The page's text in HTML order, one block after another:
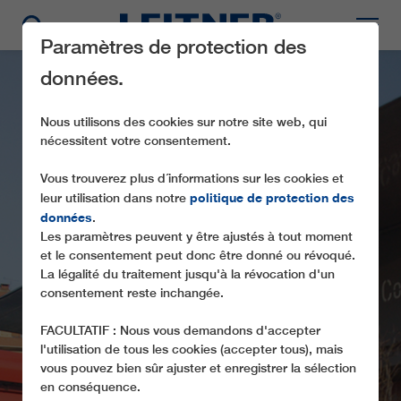
MINIMETRÒ PERUGIA
LA « LINEA ROSSA » EST LE PREMIER
MINIMETRO AU MONDE
Paramètres de protection des
données.
Nous utilisons des cookies sur notre site web, qui
nécessitent votre consentement.
Vous trouverez plus d´informations sur les cookies et
leur utilisation dans notre politique de protection des
données.
Les paramètres peuvent y être ajustés à tout moment
et le consentement peut donc être donné ou révoqué.
La légalité du traitement jusqu'à la révocation d'un
consentement reste inchangée.
FACULTATIF : Nous vous demandons d'accepter
l'utilisation de tous les cookies (accepter tous), mais
vous pouvez bien sûr ajuster et enregistrer la sélection
en conséquence.